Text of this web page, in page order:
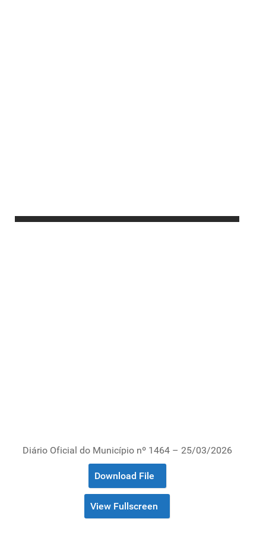
Diário Oficial do Município nº 1464 – 25/03/2026
Download File
View Fullscreen